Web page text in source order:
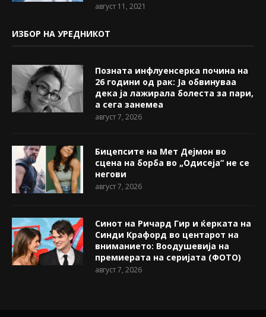
август 11, 2021
ИЗБОР НА УРЕДНИКОТ
Позната инфлуенсерка почина на
26 години од рак: Ја обвинуваа
дека ја лажирала болеста за пари,
а сега занемеа
август 7, 2026
Бицепсите на Мет Дејмон во
сцена на борба во „Одисеја“ не се
негови
август 7, 2026
Синот на Ричард Гир и ќерката на
Синди Крафорд во центарот на
вниманието: Воодушевија на
премиерата на серијата (ФОТО)
август 7, 2026